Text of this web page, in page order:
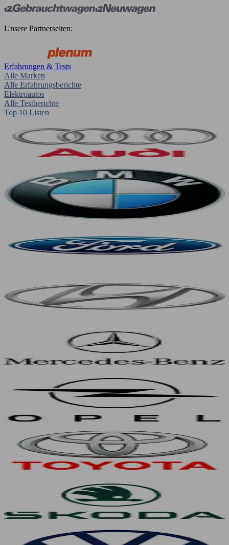
Unsere Partnerseiten:
Erfahrungen & Tests
Alle Marken
Alle Erfahrungsberichte
Elektroautos
Alle Testberichte
Top 10 Listen